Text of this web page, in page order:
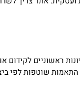
ראשוניים לקידום
התאמות שוטפות לפי